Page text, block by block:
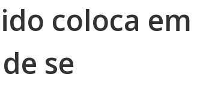
coloca em
se